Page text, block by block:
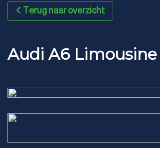
Terug naar overzicht
Audi A6 Limousine